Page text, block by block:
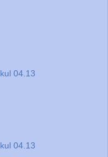
04.13
04.13